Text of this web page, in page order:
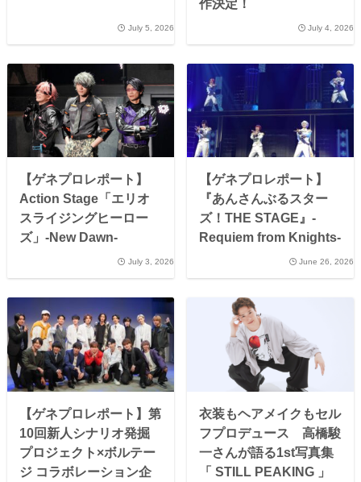
July 5, 2026
作決定！
July 4, 2026
【ゲネプロレポート】
Action Stage「エリオ
スライジングヒーロー
ズ」-New Dawn-
July 3, 2026
【ゲネプロレポート】
『あんさんぶるスター
ズ！THE STAGE』-
Requiem from Knights-
June 26, 2026
【ゲネプロレポート】第
10回新人シナリオ発掘
プロジェクト×ボルテー
ジ コラボレーション企
衣装もヘアメイクもセル
フプロデュース 高橋駿
一さんが語る1st写真集
「 STILL PEAKING 」